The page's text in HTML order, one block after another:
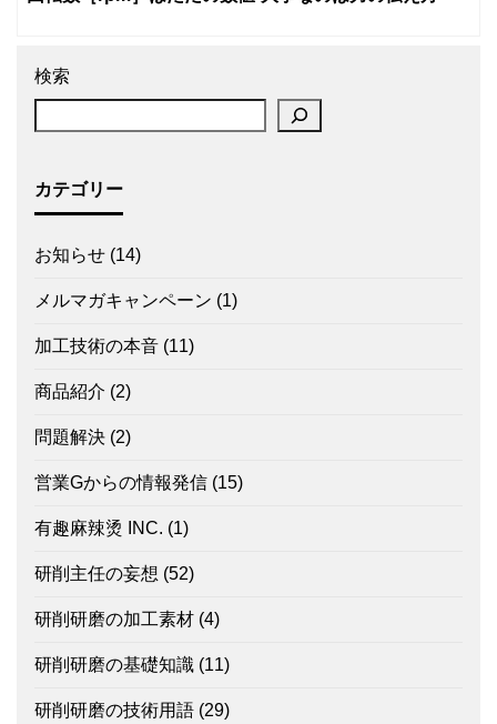
検索
カテゴリー
お知らせ (14)
メルマガキャンペーン (1)
加工技術の本音 (11)
商品紹介 (2)
問題解決 (2)
営業Gからの情報発信 (15)
有趣麻辣烫 INC. (1)
研削主任の妄想 (52)
研削研磨の加工素材 (4)
研削研磨の基礎知識 (11)
研削研磨の技術用語 (29)